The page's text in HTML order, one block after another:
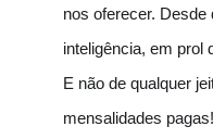
nos oferecer. Desde
inteligência, em prol
E não de qualquer
mensalidades pagas!